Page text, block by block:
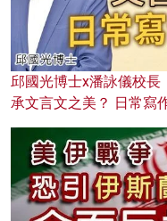
邱國光博士x潘詠儀校長
承文言文之美？ 日常寫